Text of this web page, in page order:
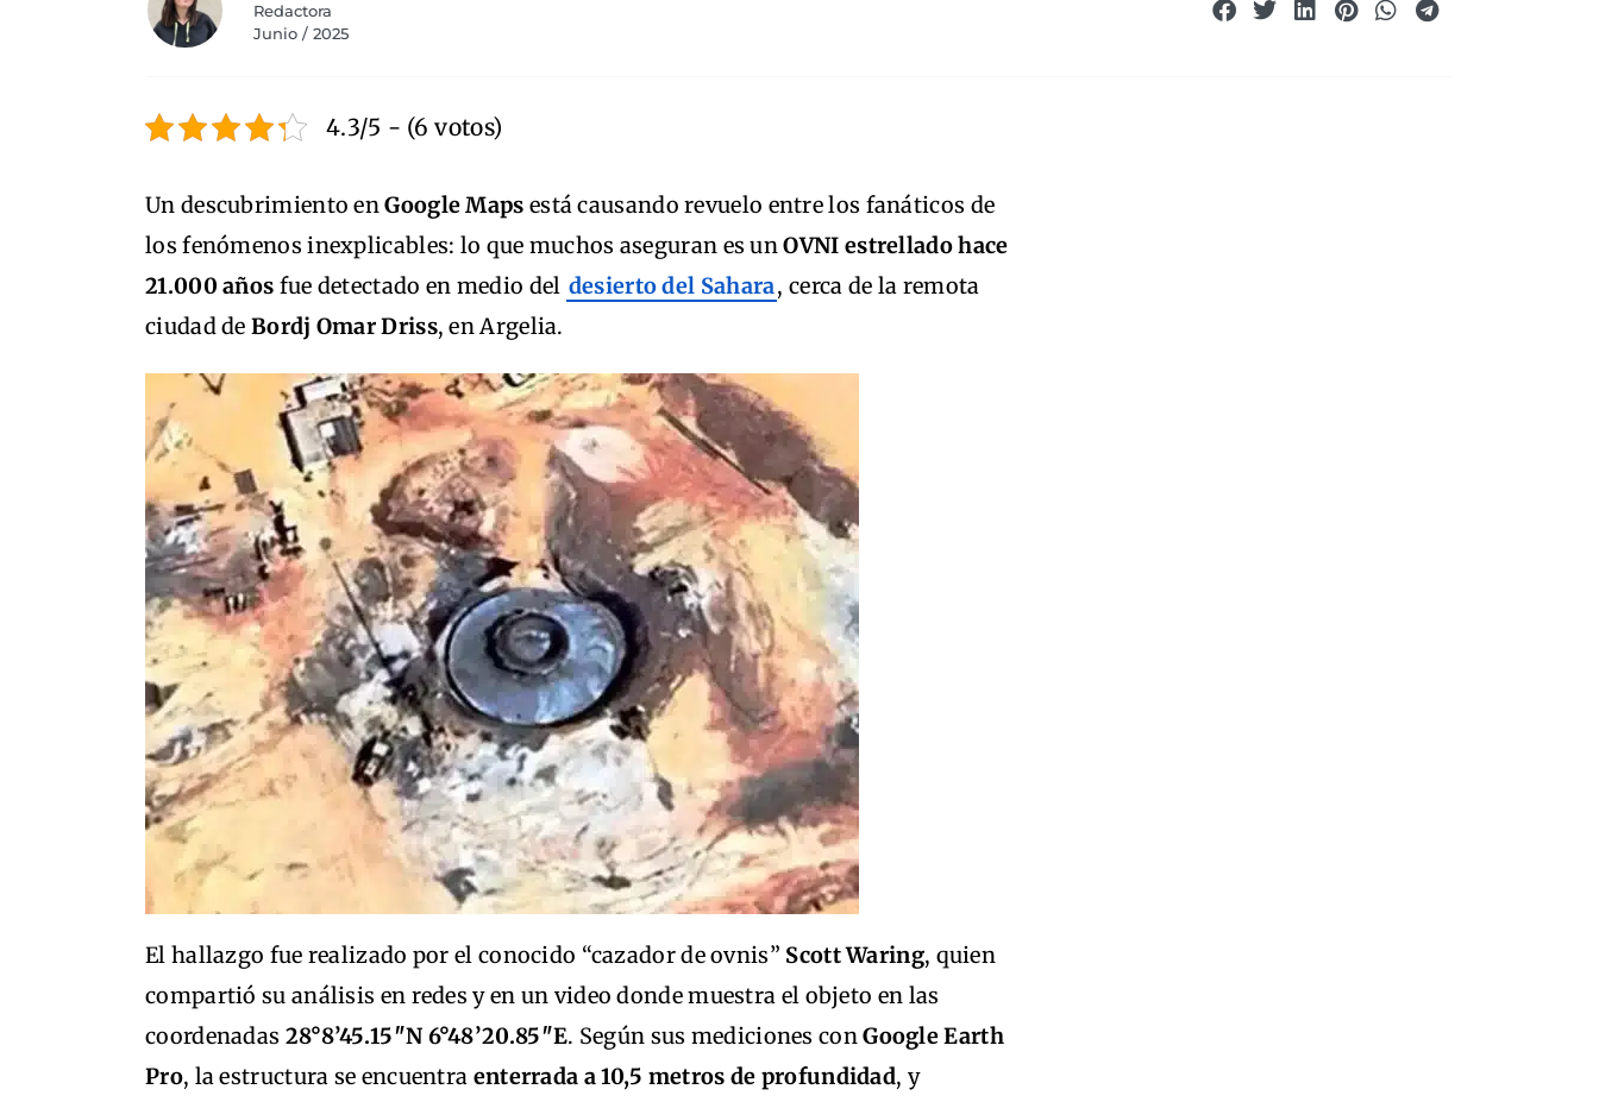
Redactora
Junio / 2025
4.3/5 - (6 votos)
Un descubrimiento enGoogle Maps está causando revuelo entre los fanáticos de
los fenómenos inexplicables: lo que muchos aseguran es unOVNI estrellado hace
21.000 años fue detectado en medio del desierto del Sahara, cerca de la remota
ciudad deBordj Omar Driss, en Argelia.
El hallazgo fue realizado por el conocido “cazador de ovnis” Scott Waring, quien
compartió su análisis en redes y en un video donde muestra el objeto en las
coordenadas 28°8’45.15″N 6°48’20.85″E. Según sus mediciones conGoogle Earth
Pro, la estructura se encuentra enterrada a 10,5 metros de profundidad, y